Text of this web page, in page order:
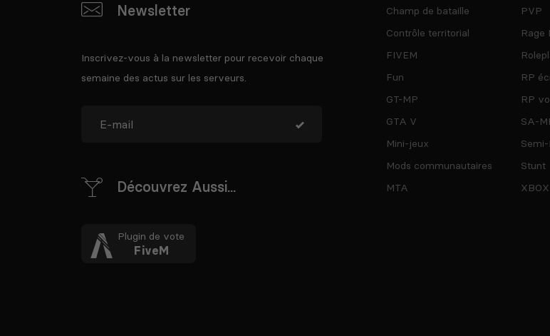
Newsletter
Inscrivez-vous à la newsletter pour recevoir chaque
semaine des actus sur les serveurs.
Découvrez Aussi...
Plugin de vote
FiveM
Champ de bataille
Contrôle territorial
FIVEM
Fun
GT-MP
GTA V
Mini-jeux
Mods communautaires
MTA
PVP
Rage
RP
RP
SA-
Stunt
XBOX